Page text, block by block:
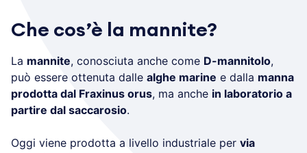
Che cos’è la mannite?
La mannite, conosciuta anche come D-mannitolo,
può essere ottenuta dalle alghe marine e dalla manna
prodotta dal Fraxinus orus, ma anche in laboratorio a
partire dal saccarosio.
Oggi viene prodotta a livello industriale per via